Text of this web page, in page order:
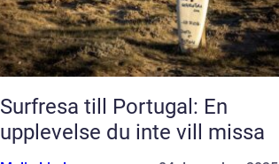
Surfresa till Portugal: En
upplevelse du inte vill missa